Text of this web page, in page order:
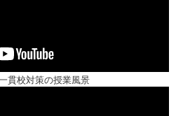
貫校対策の授業風景